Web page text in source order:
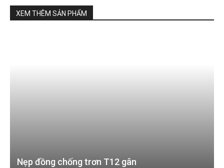
XEM THÊM SẢN PHẨM
Nẹp đồng chống trơn T12 gân